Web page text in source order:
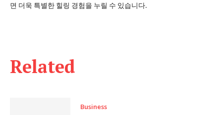
Related
Business
면 더욱 특별한 힐링 경험을 누릴 수 있습니다.